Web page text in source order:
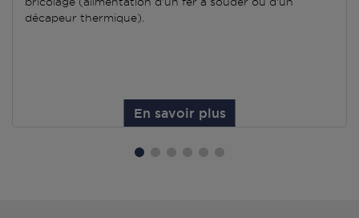
décapeur thermique).
En savoir plus